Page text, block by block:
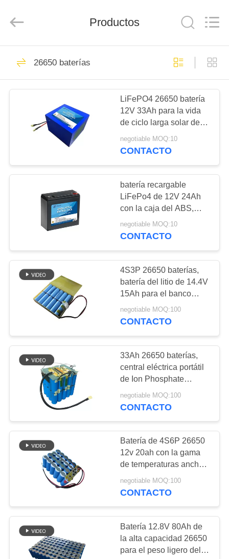
HOGAR
PRODUCTOS
SOBRE
NOSOTROS
VIAJE
FÁBRICA
CONTROL
DE
CALIDAD
ÉNTRENOS
EN
CONTACTO
CON
BLOG
PIDA
UNA
DEL
SITIO
Ltd..
Batería
Batería profunda del
ciclo LiFePo4
29
Batería recargable
Lifepo4
Batería solar
Lifepo4
32650 baterías
Productos
26650 baterías
LiFePO4 26650 batería
12V 33Ah para la vida
de ciclo larga solar del
almacenamiento de
reserva
negotiable MOQ:10
CONTACTO
batería recargable
LiFePo4 de 12V 24Ah
con la caja del ABS,
batería de litio de LFP
negotiable MOQ:10
CONTACTO
4S3P 26650 baterías,
batería del litio de 14.4V
15Ah para el banco
portátil del poder
negotiable MOQ:100
CONTACTO
33Ah 26650 baterías,
central eléctrica portátil
de Ion Phosphate
Battery Pack For del litio
negotiable MOQ:100
CONTACTO
Batería de 4S6P 26650
12v 20ah con la gama
de temperaturas ancha
de Bluetooth
negotiable MOQ:100
CONTACTO
Batería 12.8V 80Ah de
la alta capacidad 26650
para el peso ligero del